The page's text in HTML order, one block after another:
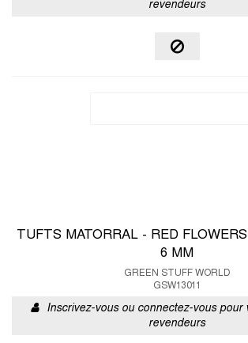
revendeurs
TUFTS MATORRAL - RED
6 MM
GREEN STUFF WORLD
GSW13011
Inscrivez-vous ou connectez-vous pour
revendeurs